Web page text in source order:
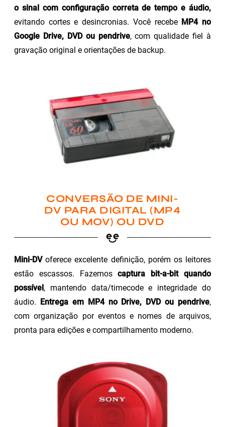
o sinal com configuração correta de tempo e áudio,
evitando cortes e desincronias. Você recebe MP4 no
Google Drive, DVD ou pendrive, com qualidade fiel à
gravação original e orientações de backup.
CONVERSÃO DE MINI-
DV PARA DIGITAL (MP4
OU MOV) OU DVD
Mini-DVoferece excelente definição, porém os leitores
estão escassos. Fazemoscaptura bit-a-bit quando
possível, mantendo data/timecode e integridade do
áudio. Entrega em MP4 no Drive, DVD ou pendrive,
com organização por eventos e nomes de arquivos,
pronta para edições e compartilhamento moderno.